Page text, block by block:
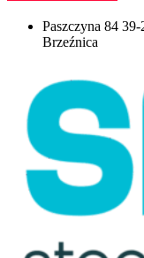
Paszczyna 84 39-
Brzeźnica